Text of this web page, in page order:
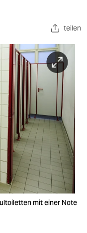
teilen
mit einer Note